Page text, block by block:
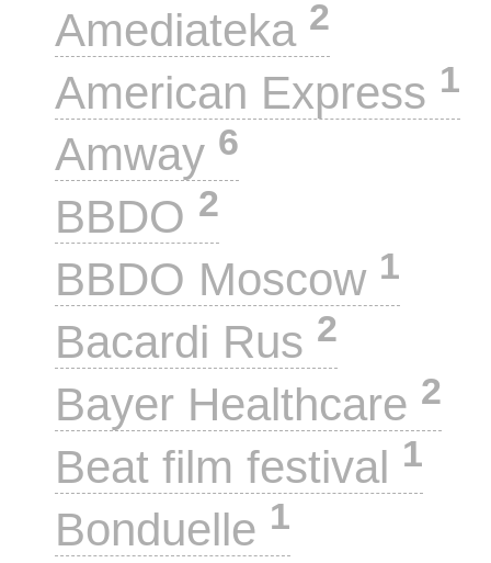
Amediateka 2
American Express 1
Amway 6
BBDO 2
BBDO Moscow 1
Bacardi Rus 2
Bayer Healthcare 2
Beat film festival 1
Bonduelle 1